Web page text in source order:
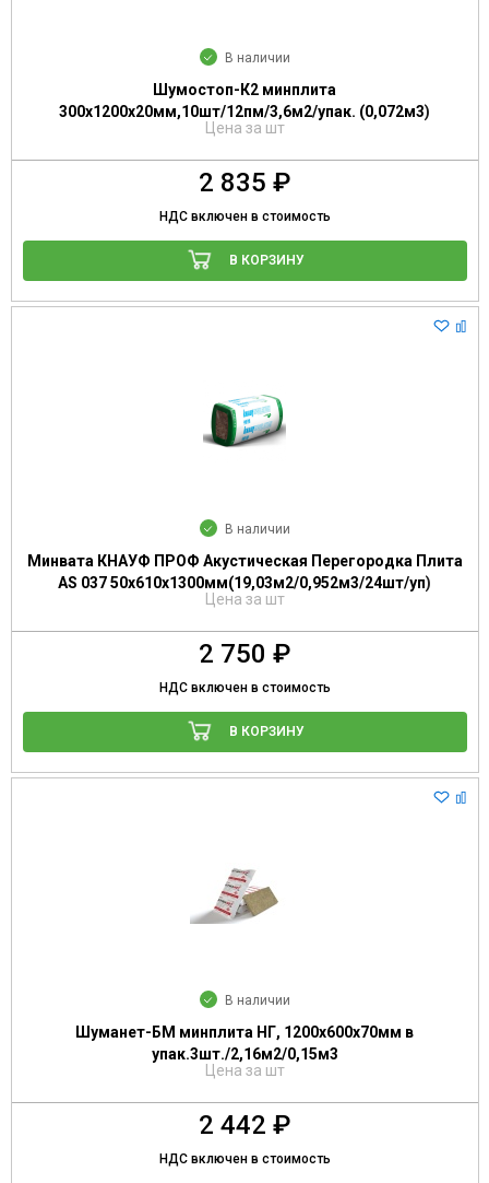
В наличии
Шумостоп-К2 минплита
300х1200х20мм,10шт/12пм/3,6м2/упак. (0,072м3)
Цена за шт
2 835 ₽
НДС включен в стоимость
В КОРЗИНУ
В наличии
Минвата КНАУФ ПРОФ Акустическая Перегородка Плита
AS 037 50х610х1300мм(19,03м2/0,952м3/24шт/уп)
Цена за шт
2 750 ₽
НДС включен в стоимость
В КОРЗИНУ
В наличии
Шуманет-БМ минплита НГ, 1200х600х70мм в
упак.3шт./2,16м2/0,15м3
Цена за шт
2 442 ₽
НДС включен в стоимость